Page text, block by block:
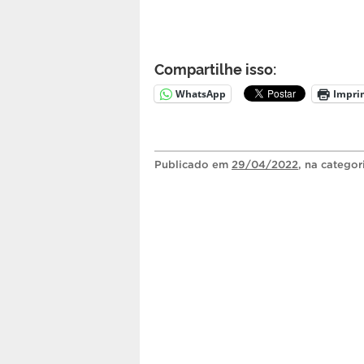
Compartilhe isso:
WhatsApp
Publicado em 29/04/2022, na